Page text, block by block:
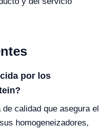
por los
calidad que asegura el
homogeneizadores,